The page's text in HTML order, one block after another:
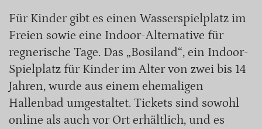
Für Kinder gibt es einen Wasserspielplatz im
Freien sowie eine Indoor-Alternative für
regnerische Tage. Das „Bosiland“, ein Indoor-
Spielplatz für Kinder im Alter von zwei bis 14
Jahren, wurde aus einem ehemaligen
Hallenbad umgestaltet. Tickets sind sowohl
online als auch vor Ort erhältlich, und es